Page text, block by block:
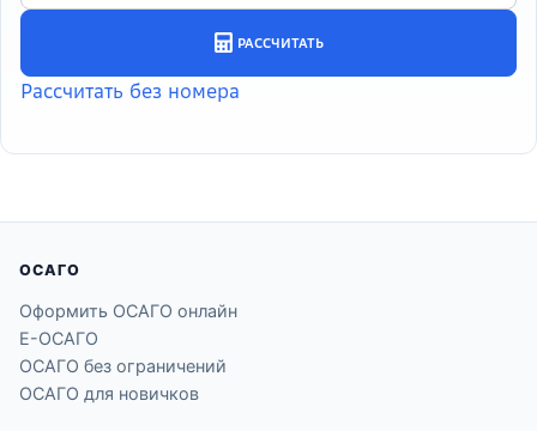
ОСАГО
Оформить ОСАГО онлайн
Е-ОСАГО
ОСАГО без ограничений
ОСАГО для новичков